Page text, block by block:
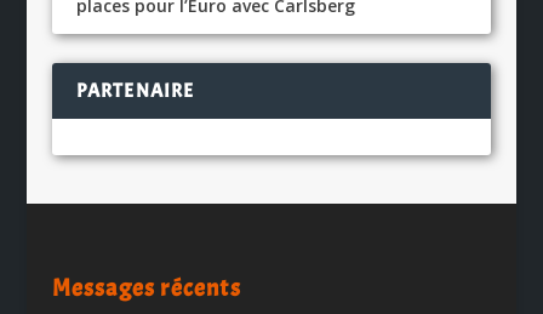
places pour l’Euro avec Carlsberg
PARTENAIRE
Messages récents